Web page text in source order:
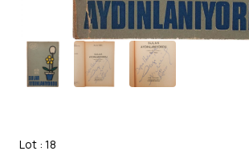
Lot : 18